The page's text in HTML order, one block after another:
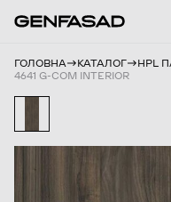
ГОЛОВНА КАТАЛОГ
HPL
4641 G-COM INTERIOR